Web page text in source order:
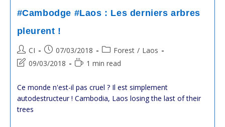
Avec
La
Vietnam,
L’historique
Des
Et
Des
Litiges.
#Cambodge #Laos : Les derniers arbres
pleurent !
Post
author:
CI
Post
published:
07/03/2018
Post
category:
Forest / Laos
Post
modified:
09/03/2018
Reading1 min read
Ce monde n'est-il pas cruel ? Il est simplement
autodestructeur ! Cambodia, Laos losing the last of their
trees